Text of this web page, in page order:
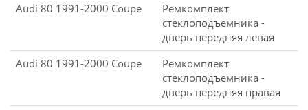
Audi 80 1991-2000 Coupe
Ремкомплект
стеклоподъемника -
дверь передняя левая
Audi 80 1991-2000 Coupe
Ремкомплект
стеклоподъемника -
дверь передняя правая